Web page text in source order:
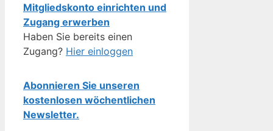
Mitgliedskonto einrichten und
Zugang erwerben
Haben Sie bereits einen
Zugang? Hier einloggen
Abonnieren Sie unseren
kostenlosen wöchentlichen
Newsletter.